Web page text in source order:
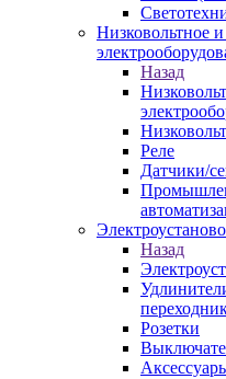
Низковольтное
Назад
Реле
Датчики/
Назад
Розетки